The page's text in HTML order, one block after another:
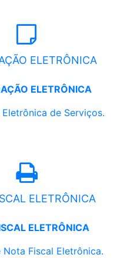
ELETRÔNICA
ELETRÔNICA
de Serviços.
ELETRÔNICA
ELETRÔNICA
Nota Fiscal Eletrônica.